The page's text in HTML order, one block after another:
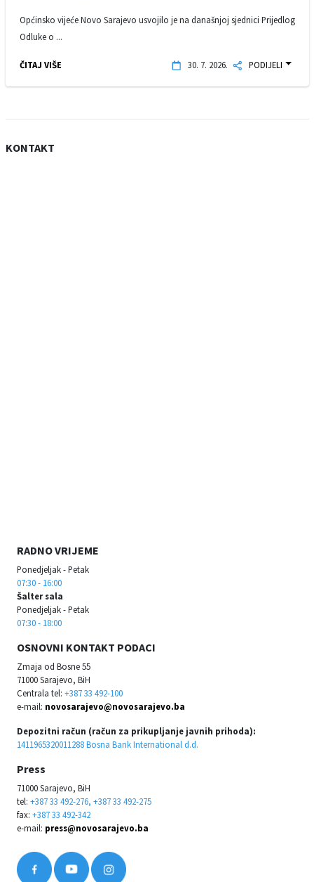
Općinsko vijeće Novo Sarajevo usvojilo je na današnjoj sjednici Prijedlog
Odluke o ...
ČITAJ VIŠE 30. 7. 2026. PODIJELI
KONTAKT
RADNO VRIJEME
Ponedjeljak - Petak
07:30 - 16:00
Šalter sala
Ponedjeljak - Petak
07:30 - 18:00
OSNOVNI KONTAKT PODACI
Zmaja od Bosne 55
71000 Sarajevo, BiH
Centrala tel: +387 33 492-100
e-mail: novosarajevo@novosarajevo.ba
Depozitni račun (račun za prikupljanje javnih prihoda):
1411965320011288 Bosna Bank International d.d.
Press
71000 Sarajevo, BiH
tel: +387 33 492-276, +387 33 492-275
fax: +387 33 492-342
e-mail: press@novosarajevo.ba